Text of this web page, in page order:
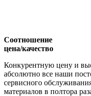
Соотношение
цена/качество
Конкурентную цену и
абсолютно все наши
сервисного
материалов в полтора